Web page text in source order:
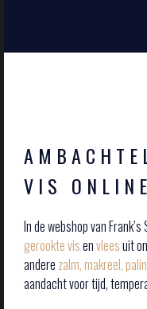
VIS
In de webshop van
gerookte visenvleesuit
andere zalm, makreel,
aandacht voor tijd,